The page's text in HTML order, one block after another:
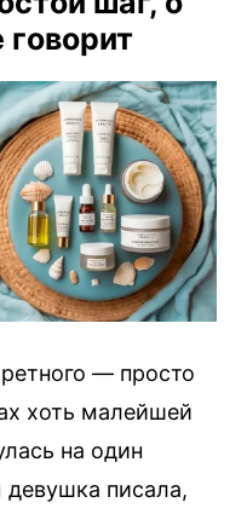
говорит
— просто
хоть малейшей
на один
писала,